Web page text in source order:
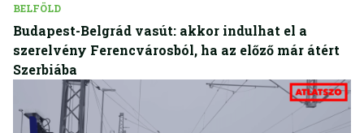
BELFÖLD
Budapest-Belgrád vasút: akkor indulhat el a
szerelvény Ferencvárosból, ha az előző már átért
Szerbiába